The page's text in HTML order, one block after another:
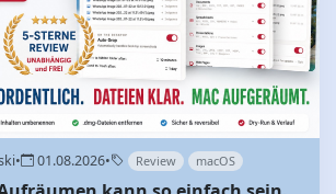
• 01.08.2026• Review macOS